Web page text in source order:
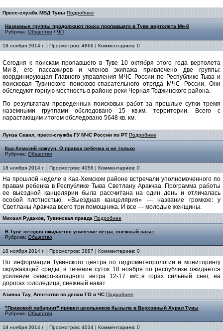
Пресс-служба МВД Тувы Подробнее
Наземные группы продолжают поиск пропавшего в Туве вертолета Ми-8
Рубрика: Общество / ЧП
18 ноября 2014 г. | Просмотров: 4866 | Комментариев: 0
Сегодня к поискам пропавшего в Туве 10 октября этого года вертолета
Ми-8, его пассажиров и членов экипажа привлечено две группы:
координирующая Главного управления МЧС России по Республике Тыва и
поисковая Тувинского поисково-спасательного отряда МЧС России. Они
обследуют горную местность в районе реки Черная Тоджинского района.
По результатам проведенных поисковых работ за прошлые сутки тремя
наземными группами обследовано 15 кв.км. территории. Всего с
нарастающим итогом обследовано 5648 кв. км.
Луиза Севил, пресс-служба ГУ МЧС России по РТ Подробнее
Каа-Хемский кожуун. О правах ребенка и не только
Рубрика: Общество
18 ноября 2014 г. | Просмотров: 4056 | Комментариев: 0
На прошлой неделе в Каа-Хемском районе встречали уполномоченного по
правам ребенка в Республике Тыва Светлану Аракчаа. Программа работы
ее выездной канцелярии была рассчитана на один день и отличалась
особой плотностью. «Выездная канцелярия» — название громкое: у
Светланы Аракчаа всего три помощника. И все — молодые женщины.
Михаил Рудаков, Тувинская правда Подробнее
В Туве сегодня ожидается усиление ветра, снежный накат
Рубрика: Общество
18 ноября 2014 г. | Просмотров: 3887 | Комментариев: 0
По информации Тувинского центра по гидрометеорологии и мониторингу
окружающей среды, в течение суток 18 ноября по республике ожидается
усиление северо-западного ветра 12-17 м/с,.в горах сильный снег, на
дорогах гололедица, снежный накат
Азияна Тау, Агентство по делам ГО и ЧС Подробнее
"Правовой лабиринт" привел школьников Кызыла в Верховный Хурал Тувы
Рубрика: Общество
18 ноября 2014 г. | Просмотров: 4034 | Комментариев: 0